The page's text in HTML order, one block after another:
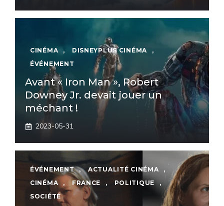
CINÉMA , DISNEYPLUS CINÉMA
,
ÉVÉNEMENT
Avant « Iron Man », Robert
Downey Jr. devait jouer un
méchant !
2023-05-31
ÉVÉNEMENT , ACTUALITÉ CINÉMA
,
CINÉMA
, FRANCE , POLITIQUE
,
SOCIÉTÉ